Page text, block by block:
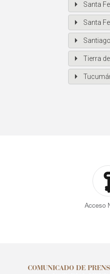
Santa
Santa
Tierra
Acceso
COMUNICADO DE